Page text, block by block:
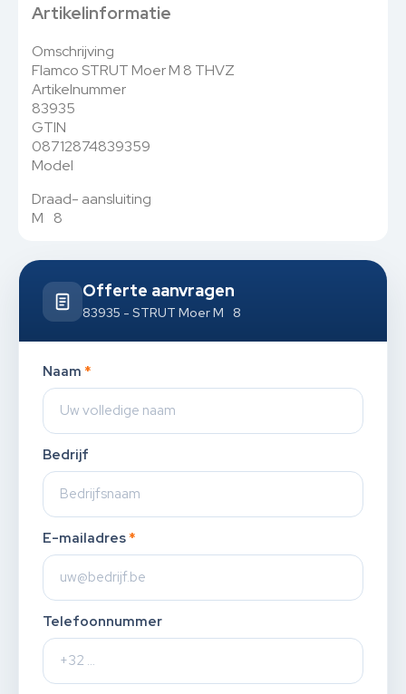
Artikelinformatie
Omschrijving
Flamco STRUT Moer M 8 THVZ
Artikelnummer
83935
GTIN
08712874839359
Model
Draad- aansluiting
M 8
Offerte aanvragen
83935 - STRUT Moer M 8
Naam *
Bedrijf
E-mailadres *
Telefoonnummer